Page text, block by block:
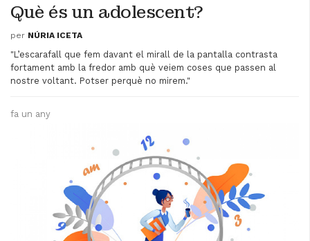
Què és un adolescent?
per NÚRIA ICETA
"L’escarafall que fem davant el mirall de la pantalla contrasta
fortament amb la fredor amb què veiem coses que passen al
nostre voltant. Potser perquè no mirem."
fa un any